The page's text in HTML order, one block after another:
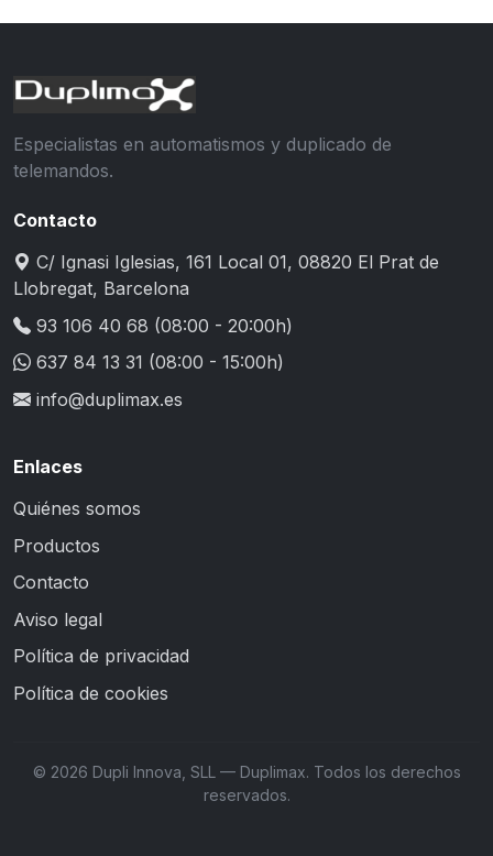
Especialistas en automatismos y duplicado de
telemandos.
Contacto
C/ Ignasi Iglesias, 161 Local 01, 08820 El Prat de
Llobregat, Barcelona
93 106 40 68 (08:00 - 20:00h)
637 84 13 31 (08:00 - 15:00h)
info@duplimax.es
Enlaces
Quiénes somos
Productos
Contacto
Aviso legal
Política de privacidad
Política de cookies
© 2026 Dupli Innova, SLL — Duplimax. Todos los derechos
reservados.